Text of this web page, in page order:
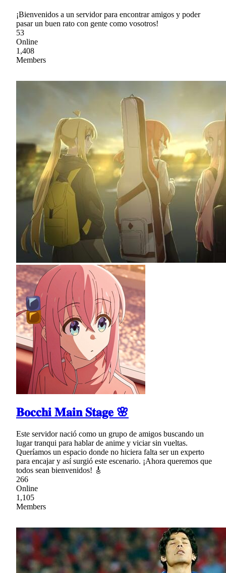
¡Bienvenidos a un servidor para encontrar amigos y poder
pasar un buen rato con gente como vosotros!
53
Online
1,408
Members
𝐁𝐨𝐜𝐜𝐡𝐢 𝐌𝐚𝐢𝐧 𝐒𝐭𝐚𝐠𝐞 🌸
Este servidor nació como un grupo de amigos buscando un
lugar tranqui para hablar de anime y viciar sin vueltas.
Queríamos un espacio donde no hiciera falta ser un experto
para encajar y así surgió este escenario. ¡Ahora queremos que
todos sean bienvenidos! 🎸
266
Online
1,105
Members